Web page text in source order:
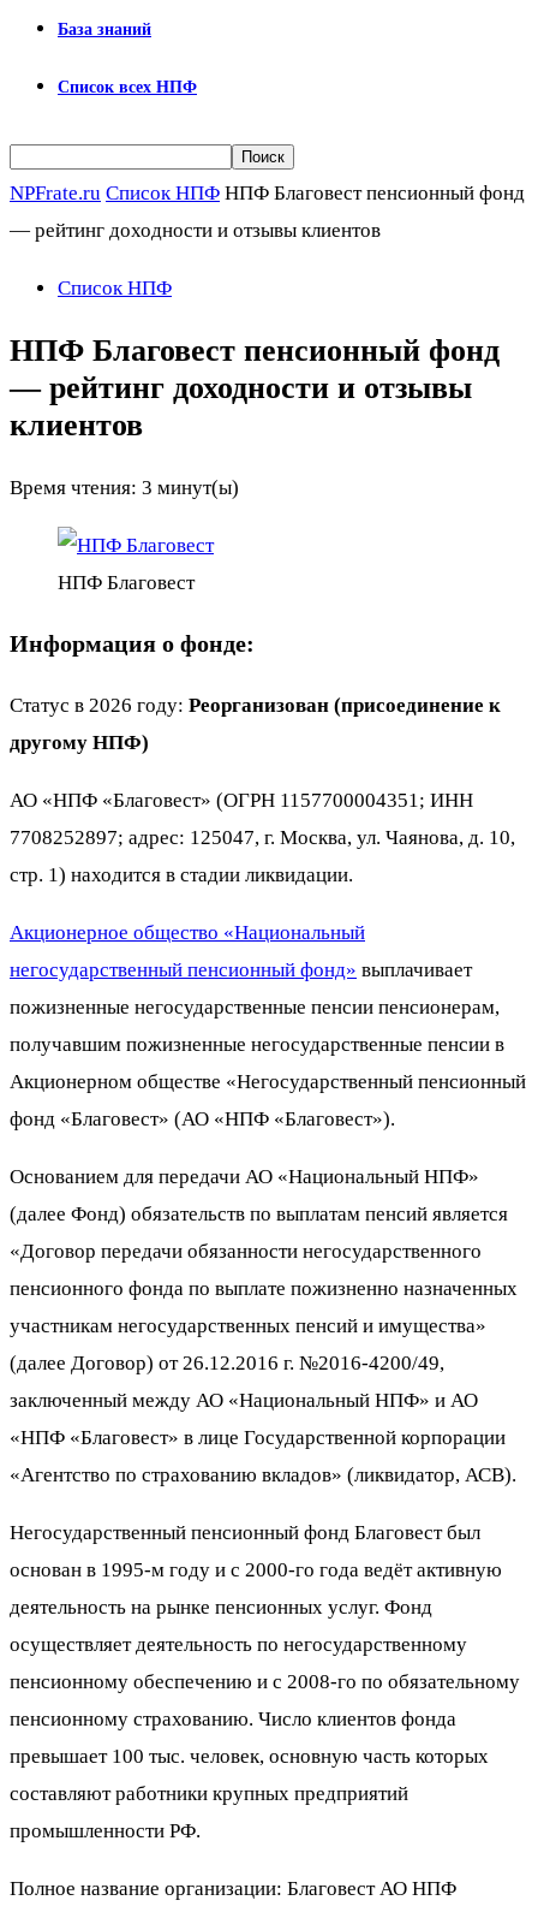
База знаний
Список всех НПФ
NPFrate.ru Список НПФ НПФ Благовест пенсионный фонд
— рейтинг доходности и отзывы клиентов
Список НПФ
НПФ Благовест пенсионный фонд
— рейтинг доходности и отзывы
клиентов
Время чтения: 3 минут(ы)
НПФ Благовест
Информация о фонде:
Статус в 2026 году: Реорганизован (присоединение к
другому НПФ)
АО «НПФ «Благовест» (ОГРН 1157700004351; ИНН
7708252897; адрес: 125047, г. Москва, ул. Чаянова, д. 10,
стр. 1) находится в стадии ликвидации.
Акционерное общество «Национальный
негосударственный пенсионный фонд» выплачивает
пожизненные негосударственные пенсии пенсионерам,
получавшим пожизненные негосударственные пенсии в
Акционерном обществе «Негосударственный пенсионный
фонд «Благовест» (АО «НПФ «Благовест»).
Основанием для передачи АО «Национальный НПФ»
(далее Фонд) обязательств по выплатам пенсий является
«Договор передачи обязанности негосударственного
пенсионного фонда по выплате пожизненно назначенных
участникам негосударственных пенсий и имущества»
(далее Договор) от 26.12.2016 г. №2016-4200/49,
заключенный между АО «Национальный НПФ» и АО
«НПФ «Благовест» в лице Государственной корпорации
«Агентство по страхованию вкладов» (ликвидатор, АСВ).
Негосударственный пенсионный фонд Благовест был
основан в 1995-м году и с 2000-го года ведёт активную
деятельность на рынке пенсионных услуг. Фонд
осуществляет деятельность по негосударственному
пенсионному обеспечению и с 2008-го по обязательному
пенсионному страхованию. Число клиентов фонда
превышает 100 тыс. человек, основную часть которых
составляют работники крупных предприятий
промышленности РФ.
Полное название организации: Благовест АО НПФ